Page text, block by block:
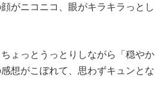
がニコニコ、眼がキラキラっとし
ょっとうっとりしながら「穏やか
想がこぼれて、思わずキュンとな